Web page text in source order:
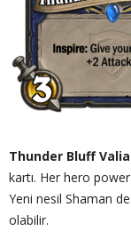
Thunder Bluff
kartı. Her hero
Yeni nesil Shaman
olabilir.